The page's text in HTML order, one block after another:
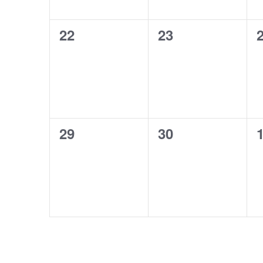
0
22
0
23
0
0
29
0
30
0
1